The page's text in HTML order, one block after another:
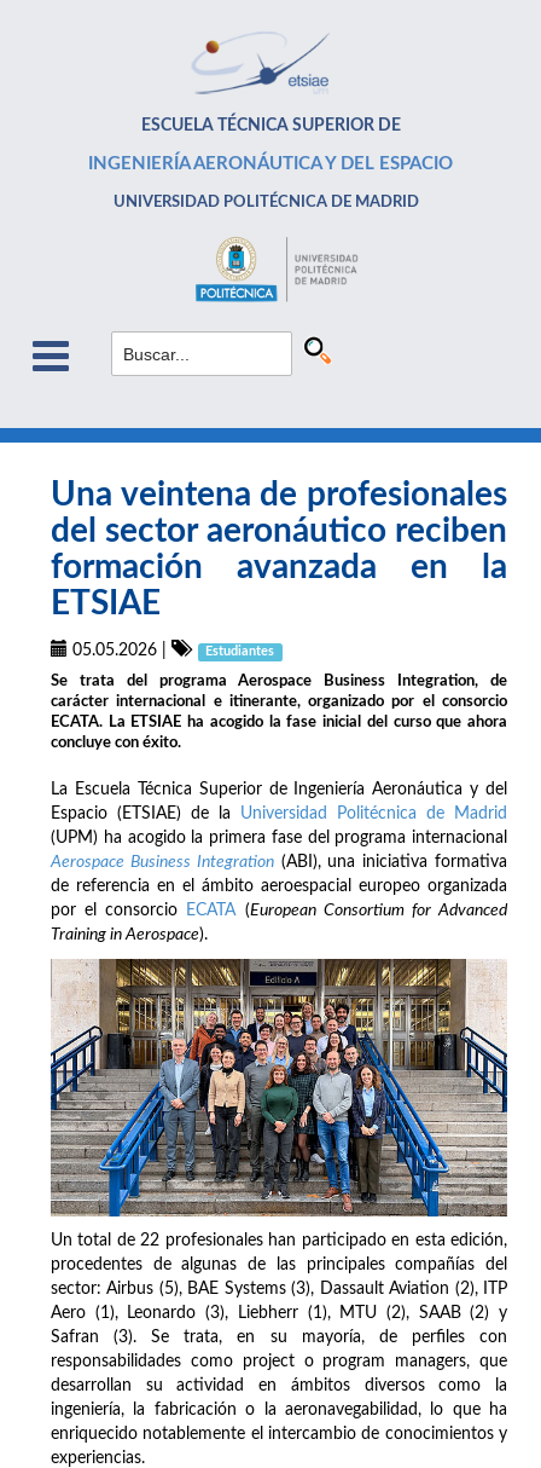
ESCUELA TÉCNICA SUPERIOR DE
INGENIERÍA AERONÁUTICA Y DEL ESPACIO
UNIVERSIDAD POLITÉCNICA DE MADRID
Una veintena de profesionales
del sector aeronáutico reciben
formación avanzada en la
ETSIAE
05.05.2026 Estudiantes
Se trata del programa Aerospace Business Integration, de
carácter internacional e itinerante, organizado por el consorcio
ECATA. La ETSIAE ha acogido la fase inicial del curso que ahora
concluye con éxito.
La Escuela Técnica Superior de Ingeniería Aeronáutica y del
Espacio (ETSIAE) de la Universidad Politécnica de Madrid
(UPM) ha acogido la primera fase del programa internacional
Aerospace Business Integration(ABI), una iniciativa formativa
de referencia en el ámbito aeroespacial europeo organizada
por el consorcio
ECATA (European Consortium for Advanced
Training in Aerospace).
Un total de 22 profesionales han participado en esta edición,
procedentes de algunas de las principales compañías del
sector: Airbus (5), BAE Systems (3), Dassault Aviation (2), ITP
Aero (1), Leonardo (3), Liebherr (1), MTU (2), SAAB (2) y
Safran (3). Se trata, en su mayoría, de perfiles con
responsabilidades como project o program managers, que
desarrollan su actividad en ámbitos diversos como la
ingeniería, la fabricación o la aeronavegabilidad, lo que ha
enriquecido notablemente el intercambio de conocimientos y
experiencias.